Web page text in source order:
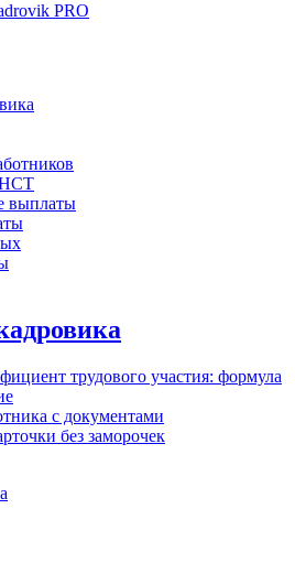
PRO
выплаты
трудового участия: формула
с документами
без заморочек